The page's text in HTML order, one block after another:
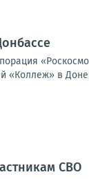
«Коллеж» в
СВО